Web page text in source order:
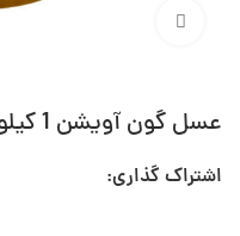
عسل گون آویشن 1 کیلوگرم
اشتراک گذاری: